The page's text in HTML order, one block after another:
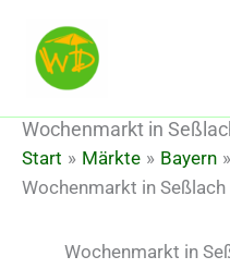
Inhalt
springen
Wochenmarkt in
Start Märkte
Bayern
Wochenmarkt in
Wochenmarkt in